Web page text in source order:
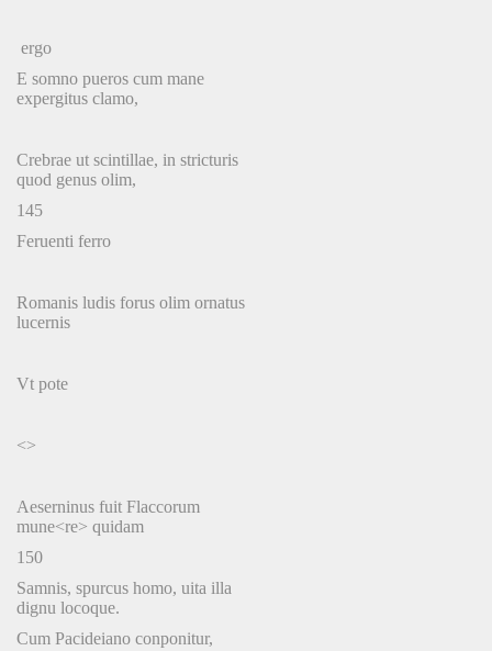
ergo
E somno pueros cum mane
expergitus clamo,
Crebrae ut scintillae, in stricturis
quod genus olim,
145
Feruenti ferro
Romanis ludis forus olim ornatus
lucernis
Vt pote
<>
Aeserninus fuit Flaccorum
mune<re> quidam
150
Samnis, spurcus homo, uita illa
dignu locoque.
Cum Pacideiano conponitur,